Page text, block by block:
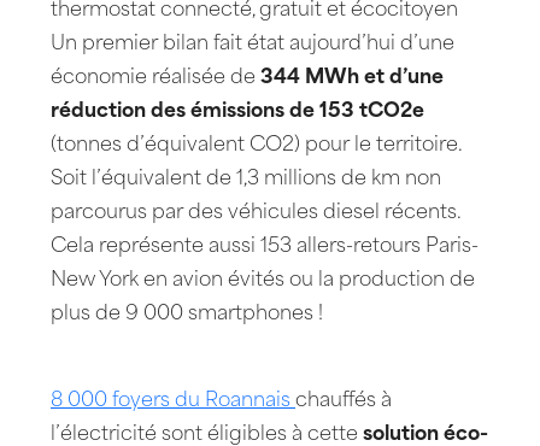
thermostat connecté, gratuit et écocitoyen
Un premier bilan fait état aujourd’hui d’une
économie réalisée de 344 MWh et d’une
réduction des émissions de 153 tCO2e
(tonnes d’équivalent CO2) pour le territoire.
Soit l’équivalent de 1,3 millions de km non
parcourus par des véhicules diesel récents.
Cela représente aussi 153 allers-retours Paris-
New York en avion évités ou la production de
plus de 9 000 smartphones !
8 000 foyers du Roannais chauffés à
l’électricité sont éligibles à cette solution éco-